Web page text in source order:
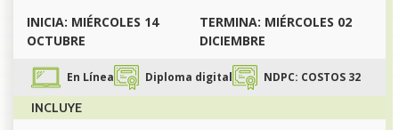
INICIA: MIÉRCOLES 14
OCTUBRE
TERMINA: MIÉRCOLES 02
DICIEMBRE
En Línea Diploma digital NDPC: COSTOS 32
INCLUYE